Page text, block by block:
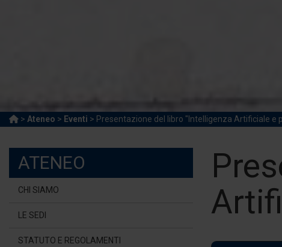
> Ateneo > Eventi > Presentazione del libro "Intelligenza Artificiale e
ATENEO
CHI SIAMO
LE SEDI
STATUTO E REGOLAMENTI